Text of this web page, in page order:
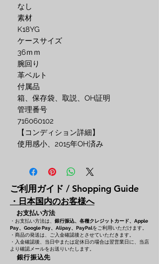
なし
素材
K18YG
ケースサイズ
36ｍｍ
腕回り
革ベルト
付属品
箱、保存袋、取説、OH証明
管理番号
716060102
【コンディション詳細】
使用感小、2015年OH済み
ご利用ガイド / Shopping Guide
・日本国内のお客様へ
お支払い方法
・お支払い方法は、 銀行振込、各種クレジットカード、 Apple
Pay、Google Pay、Alipay、PayPalをご利用いただけます。
・商品の発送は、ご入金確認後とさせていただきます。
・入金確認後、当日中または定休日の場合は翌営業日に、当店
より確認メールをお送りいたします。
銀行振込先